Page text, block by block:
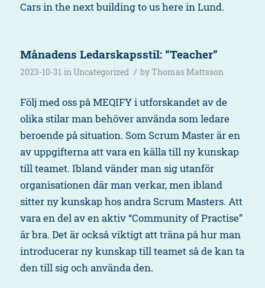
Cars in the next building to us here in Lund.
Månadens Ledarskapsstil: “Teacher”
2023-10-31 inUncategorized / byThomas Mattsson
Följ med oss på MEQIFY i utforskandet av de
olika stilar man behöver använda som ledare
beroende på situation. Som Scrum Master är en
av uppgifterna att vara en källa till ny kunskap
till teamet. Ibland vänder man sig utanför
organisationen där man verkar, men ibland
sitter ny kunskap hos andra Scrum Masters. Att
vara en del av en aktiv “Community of Practise”
är bra. Det är också viktigt att träna på hur man
introducerar ny kunskap till teamet så de kan ta
den till sig och använda den.